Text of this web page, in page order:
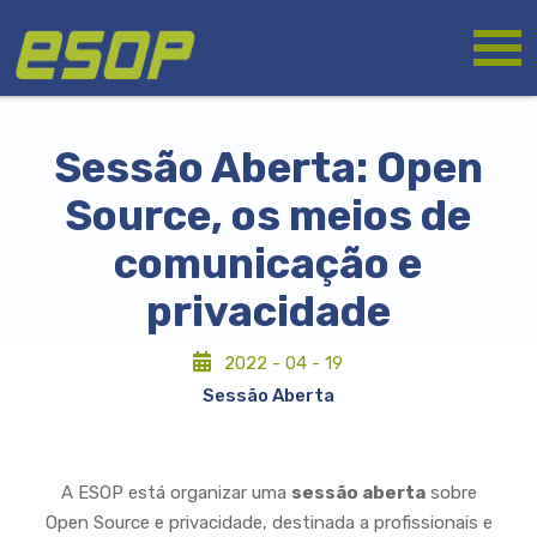
conteúdo
principal
Sessão Aberta: Open
Source, os meios de
comunicação e
privacidade
2022 - 04 - 19
Sessão Aberta
A ESOP está organizar uma sessão abertasobre
Open Source e privacidade, destinada a profissionais e